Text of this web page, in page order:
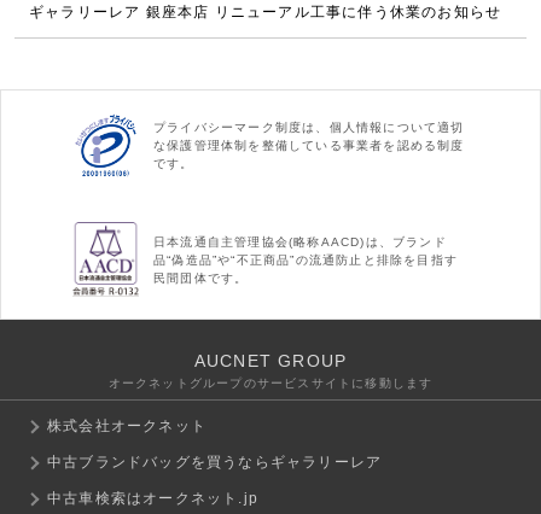
ギャラリーレア 銀座本店 リニューアル工事に伴う休業のお知らせ
プライバシーマーク制度は、個人情報について適切
な保護管理体制を整備している事業者を認める制度
です。
日本流通自主管理協会(略称AACD)は、ブランド
品“偽造品”や“不正商品”の流通防止と排除を目指す
民間団体です。
AUCNET GROUP
オークネットグループのサービスサイトに移動します
株式会社オークネット
中古ブランドバッグを買うならギャラリーレア
中古車検索はオークネット.jp